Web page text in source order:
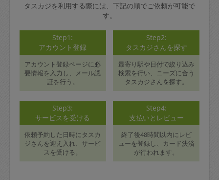
タスカジを利用する際には、下記の順でご依頼が可能で
す。
Step1:
アカウント登録
アカウント登録ページに必
要情報を入力し、メール認
証を行う。
Step2:
タスカジさんを探す
最寄り駅や日付で絞り込み
検索を行い、ニーズに合う
タスカジさんを探す。
Step3:
サービスを受ける
依頼予約した日時にタスカ
ジさんを迎え入れ、サービ
スを受ける。
Step4:
支払いとレビュー
終了後48時間以内にレビ
ューを登録し、カード決済
が行われます。